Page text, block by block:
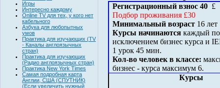
Игры
Интересно каждому
Online TV для тех, у кого нет
кабельного
Азбука для любопытных
умов
Практика для изучающих (TV
- Каналы англоязычных
стран)
Практика для изучающих
(Радио англоязычных стран)
Практика New York Times
Самая подробная карта
Англии, США (СПУТНИК)
(Если увеличить нужный
Регистрационный взнос 40 £
Подбор проживания £30
Минимальный возраст 16 лет
Курсы начинаются каждый
исключением бизнес курса и
1 урок 45 мин.
Кол-во человек в классе:
бизнес - курса максимум 6.
Курсы